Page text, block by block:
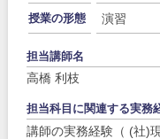
授業の形態 演習
担当講師名
高橋 利枝
担当科目に関連する実務
講師の実務経験（ (社)